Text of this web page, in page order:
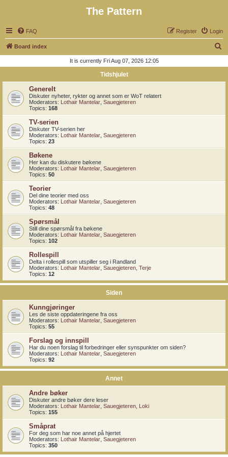
The Pattern
FAQ Login
Register
Board index
r
It is currently Fri Aug 07, 2026 12:05
Tidshjulet
Generelt
Diskuter nyheter, rykter og annet som er WoT relatert
Moderators: Lothair Mantelar Sauegjeteren
Topics: 168
TV-serien
Diskuter TV-serien her
Moderators: Lothair Mantelar Sauegjeteren
Topics: 23
Bøkene
Her kan du diskutere bøkene
Moderators: Lothair Mantelar Sauegjeteren
Topics: 50
Teorier
Del dine teorier med oss
Moderators: Lothair Mantelar Sauegjeteren
Topics: 48
Spørsmål
Still dine spørsmål fra bøkene
Moderators: Lothair Mantelar Sauegjeteren
Topics: 102
Rollespill
Delta i rollespill som utspiller seg i Randland
Moderators: Lothair Mantelar Sauegjeteren Terje
Topics: 12
Siden
Kunngjøringer
Les de siste oppdateringene fra oss
Moderators: Lothair Mantelar Sauegjeteren
Topics: 55
Forslag og innspill
Har du noen forslag til forbedringer eller synspunkter om siden?
Moderators: Lothair Mantelar Sauegjeteren
Topics: 92
Annet
Andre bøker
Diskuter andre bøker dere leser
Moderators: Lothair Mantelar Sauegjeteren Loki
Topics: 155
Småprat
For deg som har noe annet på hjertet
Moderators: Lothair Mantelar Sauegjeteren
Topics: 350